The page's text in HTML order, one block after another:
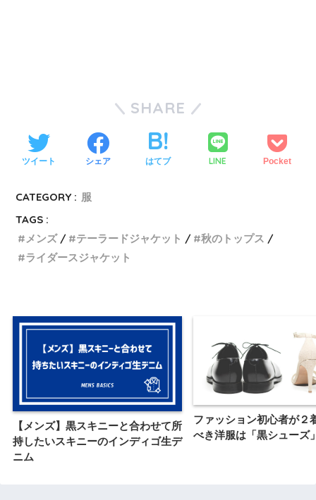
SHARE
ツイート シェア はてブ LINE Pocket
CATEGORY : 服
TAGS :
メンズ
テーラードジャケット
秋のトップス
ライダースジャケット
【メンズ】黒スキニーと合わせて所
持したいスキニーのインディゴ生デ
ニム
ファッション初心者が２
べき洋服は「黒シューズ